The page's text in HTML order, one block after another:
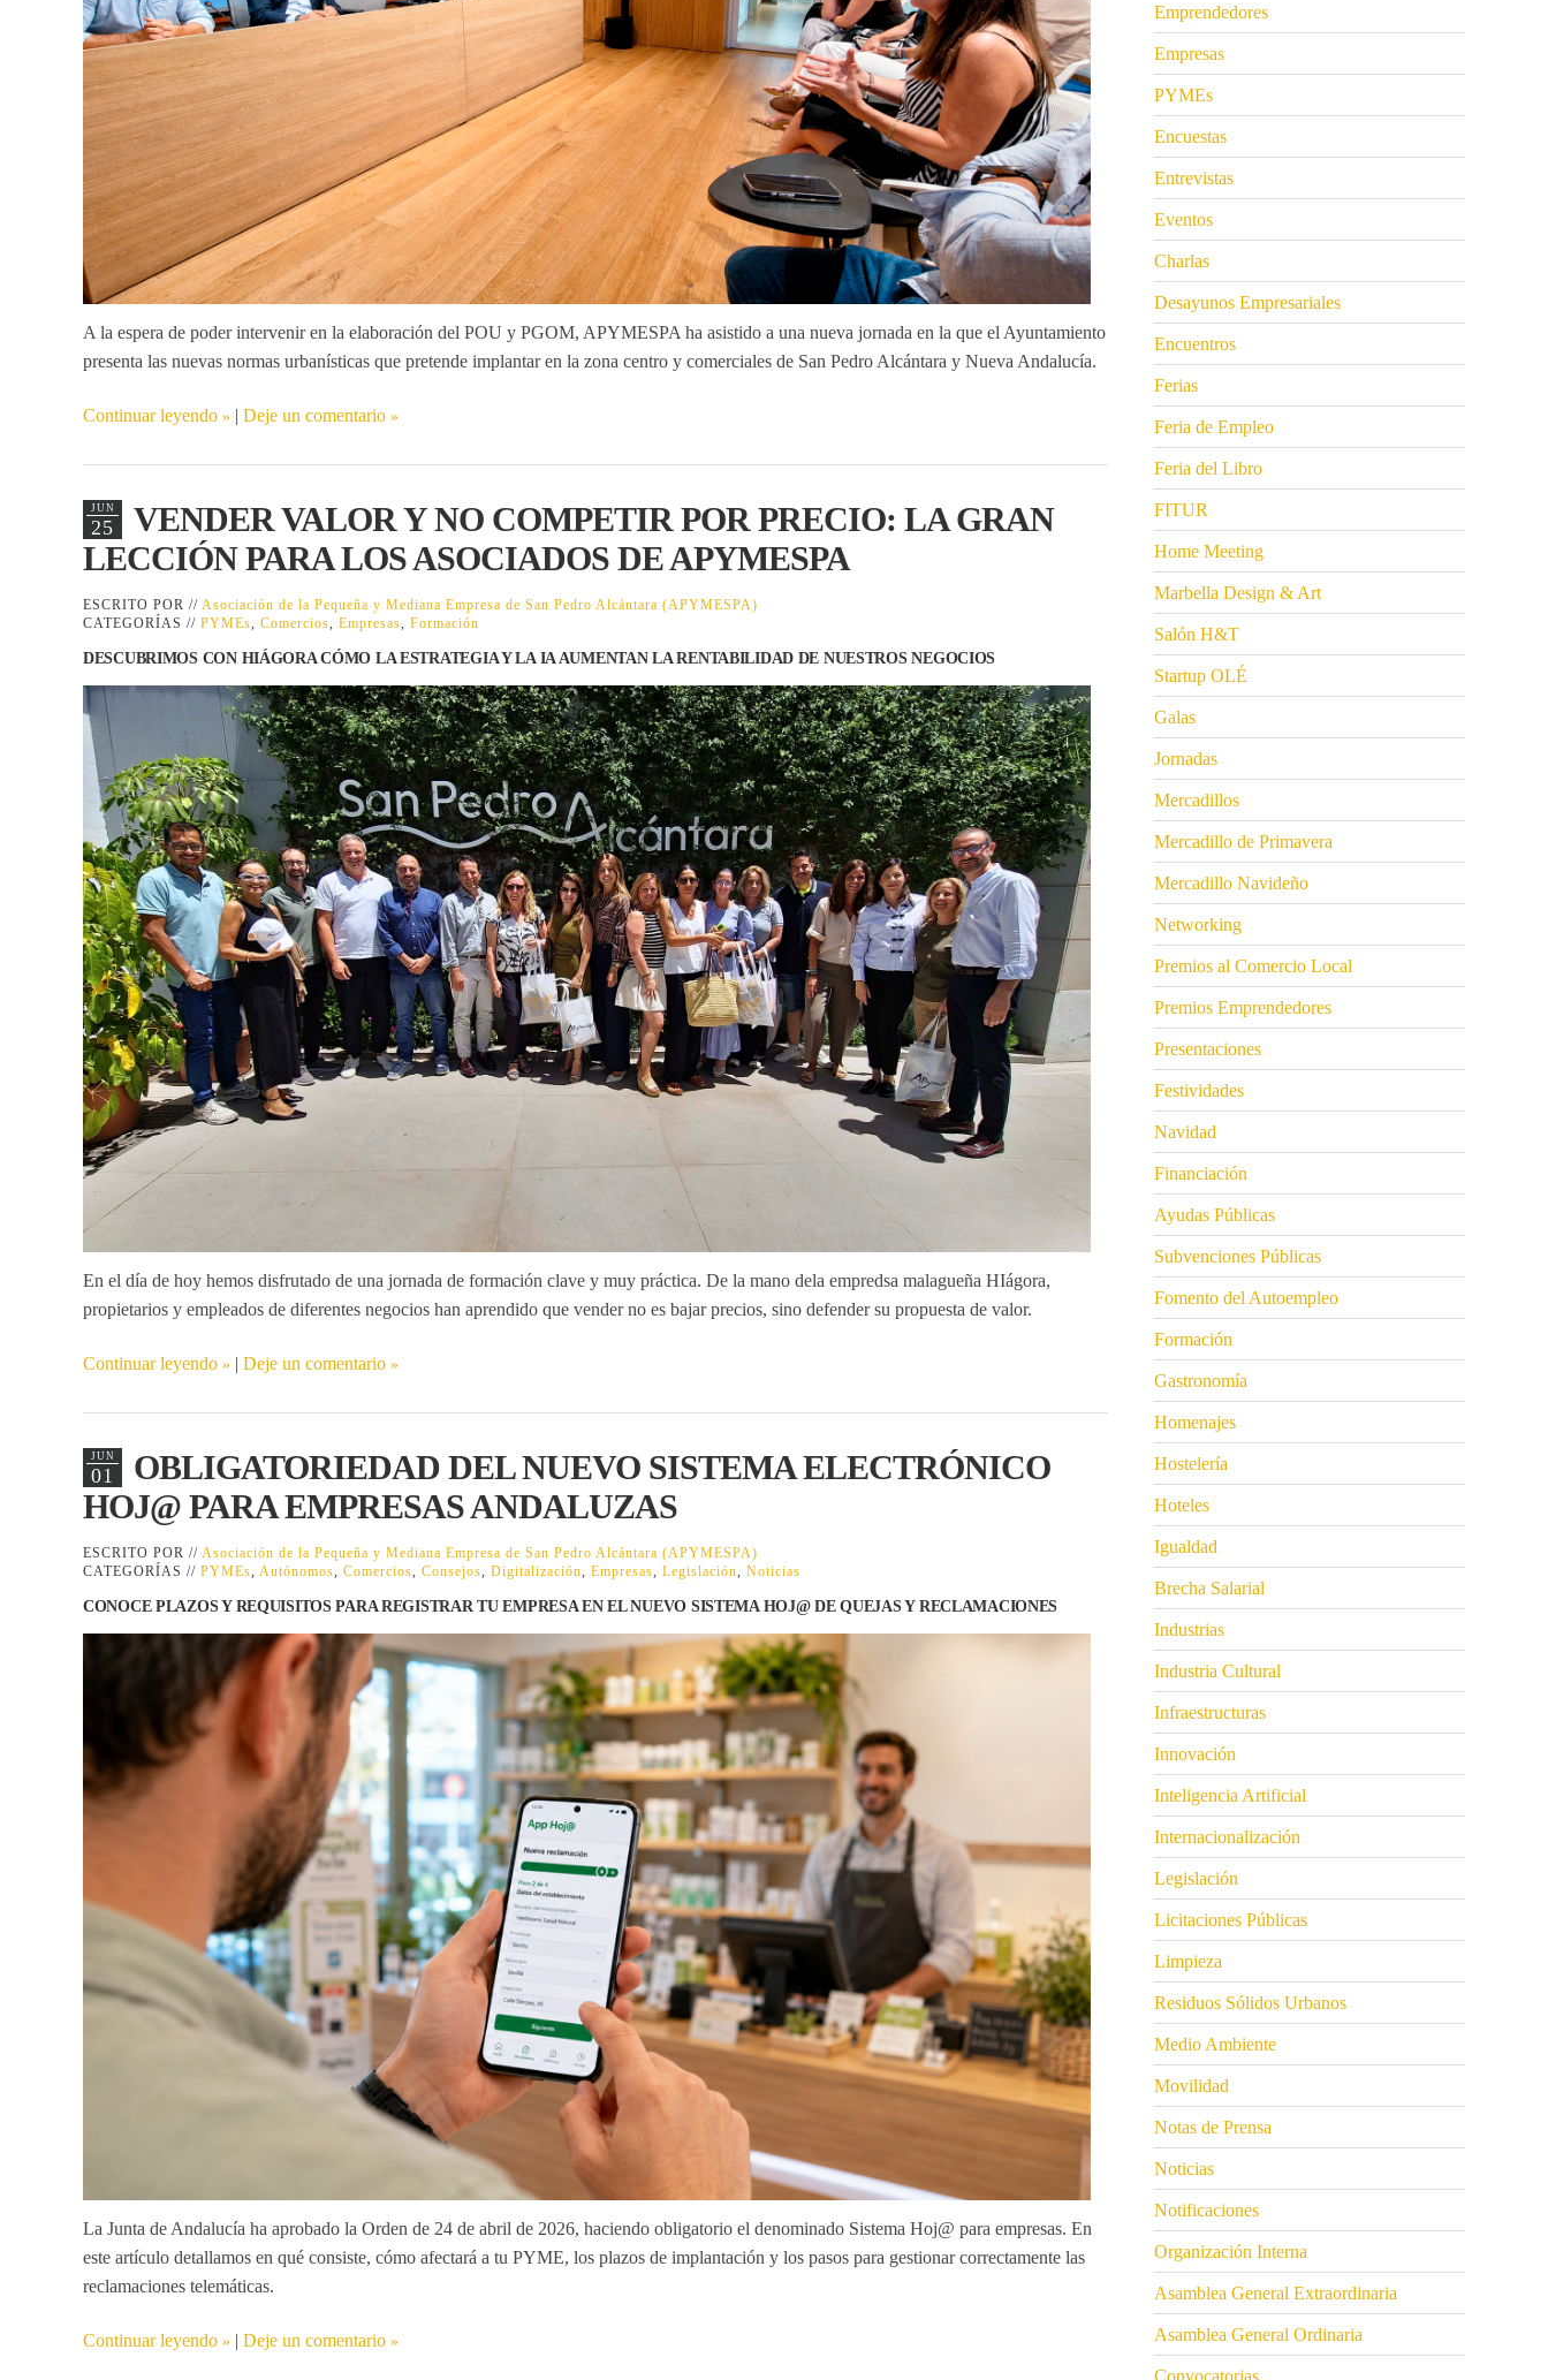
A la espera de poder intervenir en la elaboración del POU y PGOM, APYMESPA ha asistido a una nueva jornada en la que el Ayuntamiento
presenta las nuevas normas urbanísticas que pretende implantar en la zona centro y comerciales de San Pedro Alcántara y Nueva Andalucía.
Continuar leyendo | Deje un comentario
JUN
25
VENDER VALOR Y NO COMPETIR POR PRECIO: LA GRAN
LECCIÓN PARA LOS ASOCIADOS DE APYMESPA
ESCRITO POR // Asociación de la Pequeña y Mediana Empresa de San Pedro Alcántara (APYMESPA)
CATEGORÍAS // PYMEs Comercios Empresas Formación
DESCUBRIMOS CON HIÁGORA CÓMO LA ESTRATEGIA Y LA IA AUMENTAN LA RENTABILIDAD DE NUESTROS NEGOCIOS
En el día de hoy hemos disfrutado de una jornada de formación clave y muy práctica. De la mano dela empredsa malagueña HIágora,
propietarios y empleados de diferentes negocios han aprendido que vender no es bajar precios, sino defender su propuesta de valor.
Continuar leyendo | Deje un comentario
JUN
01
OBLIGATORIEDAD DEL NUEVO SISTEMA ELECTRÓNICO
HOJ@ PARA EMPRESAS ANDALUZAS
ESCRITO POR // Asociación de la Pequeña y Mediana Empresa de San Pedro Alcántara (APYMESPA)
CATEGORÍAS // PYMEs Autónomos Comercios Consejos Digitalización Empresas Legislación Noticias
CONOCE PLAZOS Y REQUISITOS PARA REGISTRAR TU EMPRESA EN EL NUEVO SISTEMA HOJ@ DE QUEJAS Y RECLAMACIONES
La Junta de Andalucía ha aprobado la Orden de 24 de abril de 2026, haciendo obligatorio el denominado Sistema Hoj@ para empresas. En
este artículo detallamos en qué consiste, cómo afectará a tu PYME, los plazos de implantación y los pasos para gestionar correctamente las
reclamaciones telemáticas.
Continuar leyendo | Deje un comentario
Emprendedores
Empresas
PYMEs
Encuestas
Entrevistas
Eventos
Charlas
Desayunos Empresariales
Encuentros
Ferias
Feria de Empleo
Feria del Libro
FITUR
Home Meeting
Marbella Design & Art
Salón H&T
Startup OLÉ
Galas
Jornadas
Mercadillos
Mercadillo de Primavera
Mercadillo Navideño
Networking
Premios al Comercio Local
Premios Emprendedores
Presentaciones
Festividades
Navidad
Financiación
Ayudas Públicas
Subvenciones Públicas
Fomento del Autoempleo
Formación
Gastronomía
Homenajes
Hostelería
Hoteles
Igualdad
Brecha Salarial
Industrias
Industria Cultural
Infraestructuras
Innovación
Inteligencia Artificial
Internacionalización
Legislación
Licitaciones Públicas
Limpieza
Residuos Sólidos Urbanos
Medio Ambiente
Movilidad
Notas de Prensa
Noticias
Notificaciones
Organización Interna
Asamblea General Extraordinaria
Asamblea General Ordinaria